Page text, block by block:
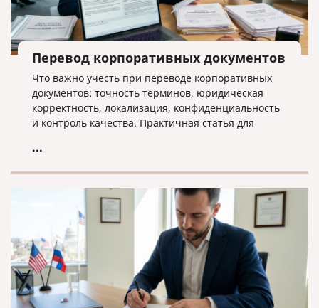
Перевод корпоративных документов
Что важно учесть при переводе корпоративных
документов: точность терминов, юридическая
корректность, локализация, конфиденциальность
и контроль качества. Практичная статья для
...